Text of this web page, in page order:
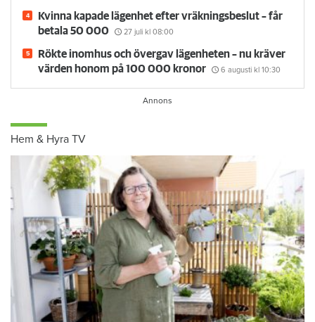
Kvinna kapade lägenhet efter vräkningsbeslut – får
betala 50 000
27 juli kl 08:00
Rökte inomhus och övergav lägenheten – nu kräver
värden honom på 100 000 kronor
6 augusti kl 10:30
Hem & Hyra TV